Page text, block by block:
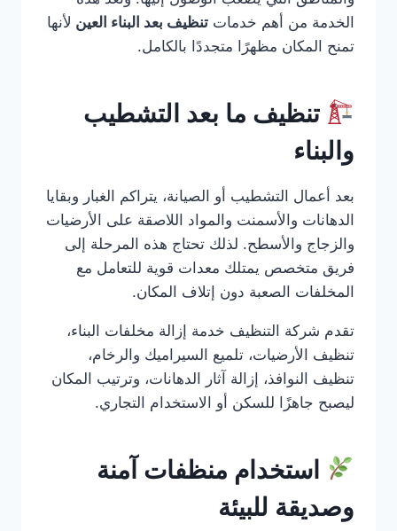
الخدمة من أهم خدمات تنظيف بعد البناء العين لأنها
تمنح المكان مظهرًا متجددًا بالكامل.
تنظيف ما بعد التشطيب
والبناء
بعد أعمال التشطيب أو الصيانة، يتراكم الغبار وبقايا
الدهانات والأسمنت والمواد اللاصقة على الأرضيات
والزجاج والأسطح. لذلك تحتاج هذه المرحلة إلى
فريق متخصص يمتلك معدات قوية للتعامل مع
المخلفات الصعبة دون إتلاف المكان.
تقدم شركة التنظيف خدمة إزالة مخلفات البناء،
تنظيف الأرضيات، تلميع السيراميك والرخام،
تنظيف النوافذ، إزالة آثار الدهانات، وترتيب المكان
ليصبح جاهزًا للسكن أو الاستخدام التجاري.
استخدام منظفات آمنة
وصديقة للبيئة